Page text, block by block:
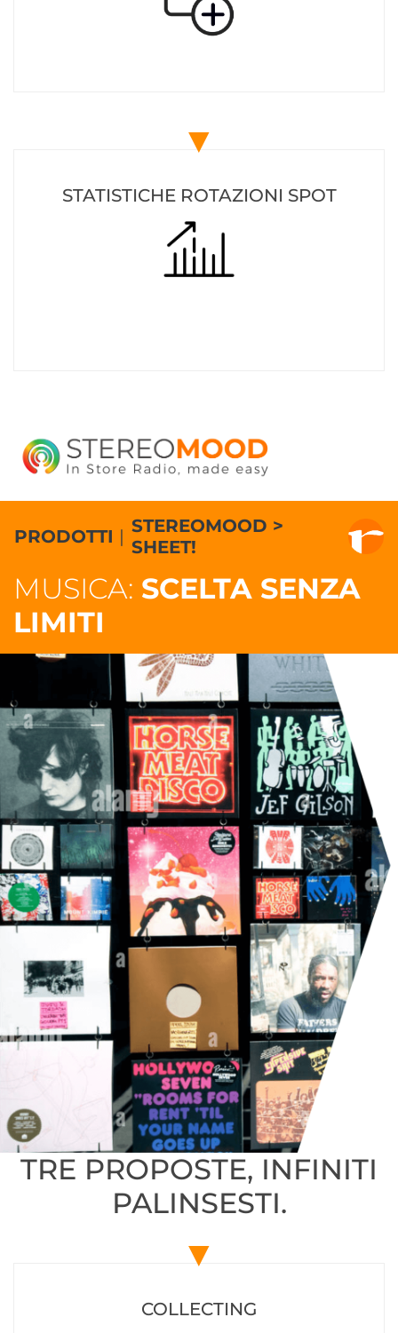
▼
STATISTICHE ROTAZIONI SPOT
PRODOTTI | STEREOMOOD >
SHEET!
MUSICA: SCELTA SENZA
LIMITI
TRE PROPOSTE, INFINITI
PALINSESTI.
▼
COLLECTING